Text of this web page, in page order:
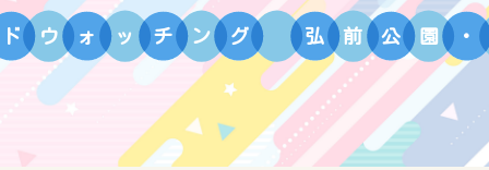
ド ウ ォ ッ チ ン グ 弘 前 公 園 ・